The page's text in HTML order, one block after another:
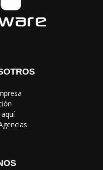
aquí